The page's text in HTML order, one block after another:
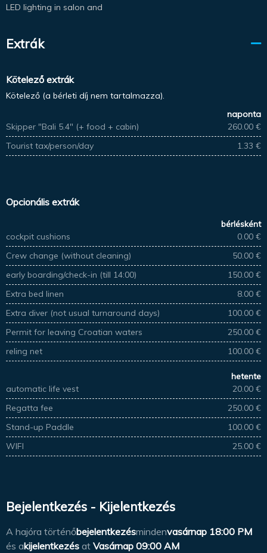
LED lighting in salon and
Extrák
Kötelező extrák
Kötelező (a bérleti díj nem tartalmazza).
naponta
Skipper "Bali 5.4" (+ food + cabin)
260.00 €
Tourist tax/person/day
1.33 €
Opcionális extrák
bérlésként
cockpit cushions
0.00 €
Crew change (without cleaning)
50.00 €
early boarding/check-in (till 14:00)
150.00 €
Extra bed linen
8.00 €
Extra diver (not usual turnaround days)
100.00 €
Permit for leaving Croatian waters
250.00 €
reling net
100.00 €
hetente
automatic life vest
20.00 €
Regatta fee
250.00 €
Stand-up Paddle
100.00 €
WIFI
25.00 €
Bejelentkezés - Kijelentkezés
A hajóra történőbejelentkezésmindenvasárnap 18:00 PM
és akijelentkezés at Vasárnap 09:00 AM